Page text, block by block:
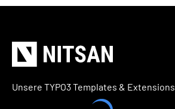
TYPO3 Templates
AI Universe
BLOG ANFRAGE
Unsere TYPO3 Templates & Extensions